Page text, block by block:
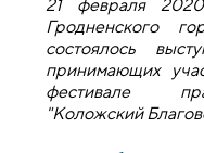
21 февраля
Гродненского
состоялось
принимающих
фестивале
"Коложский